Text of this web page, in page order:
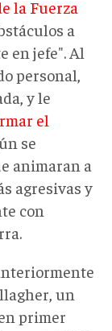
la Fuerza
a
en jefe". Al
personal,
y le
el
se
animaran a
agresivas y
con
un
primer